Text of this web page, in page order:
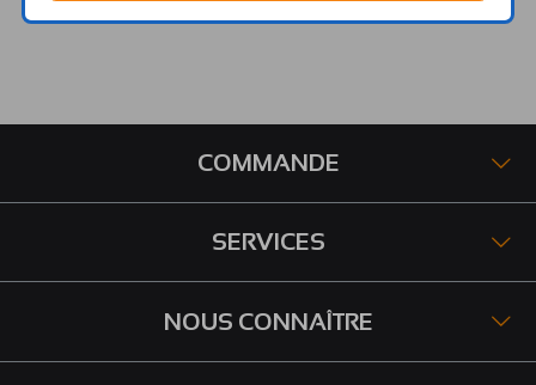
COMMANDE
SERVICES
NOUS CONNAÎTRE